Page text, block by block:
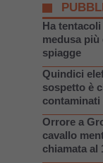
Ha
medusa
spiagge
Quindici
sospetto è
Orrore a
cavallo
chiamata al